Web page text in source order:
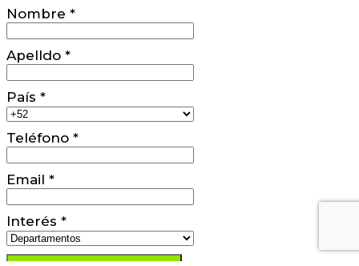
Nombre*
Apelldo*
País*
Teléfono*
Email*
Interés*